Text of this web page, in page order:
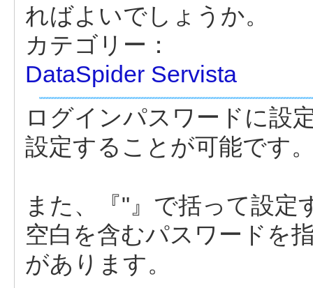
ればよいでしょうか。
カテゴリー：
DataSpider Servista
ログインパスワードに設
設定することが可能です
また、『"』で括って設定
空白を含むパスワードを
があります。